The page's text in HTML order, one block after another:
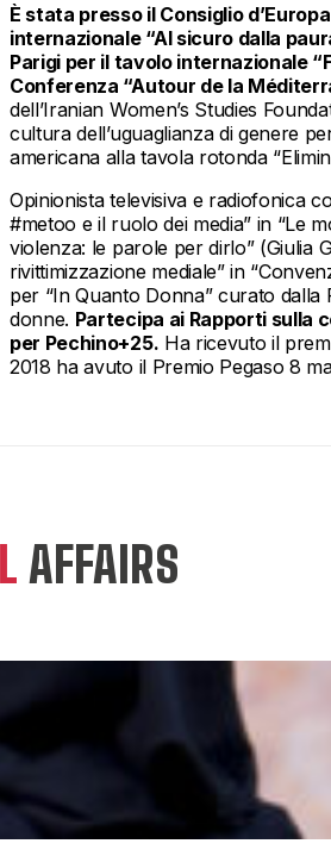
È stata presso il Consiglio
internazionale “Al sicuro dalla
Parigi per il tavolo internazionale
Conferenza “Autour de la
dell’Iranian Women’s Studies
cultura dell’uguaglianza di genere
americana alla tavola rotonda
Opinionista televisiva e radiofonica
#metoo e il ruolo dei media” in “Le
violenza: le parole per dirlo” (Giulia
rivittimizzazione mediale” in
per “In Quanto Donna” curato
donne. Partecipa ai Rapporti sulla
per Pechino+25. Ha ricevuto il
2018 ha avuto il Premio Pegaso 8
AFFAIRS